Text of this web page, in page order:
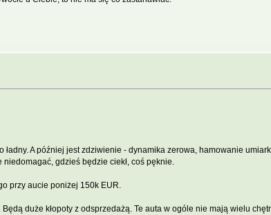
A później jest zdziwienie - dynamika zerowa, hamowanie
gdzieś będzie ciekł, coś pęknie.
przy aucie poniżej 150k EUR.
duże kłopoty z odsprzedażą. Te auta w ogóle nie mają wielu